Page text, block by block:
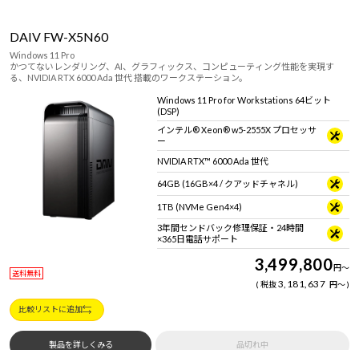
DAIV FW-X5N60
Windows 11 Pro
かつてないレンダリング、AI、グラフィックス、コンピューティング性能を実現す
る、NVIDIA RTX 6000 Ada 世代 搭載のワークステーション。
Windows 11 Pro for Workstations 64ビット
(DSP)
インテル® Xeon® w5-2555X プロセッサ
ー
NVIDIA RTX™ 6000 Ada 世代
64GB (16GB×4 / クアッドチャネル)
1TB (NVMe Gen4×4)
3年間センドバック修理保証・24時間
×365日電話サポート
送料無料 3,499,800円～
税抜3,181,637 円～
比較リストに追加
製品を詳しくみる 品切れ中